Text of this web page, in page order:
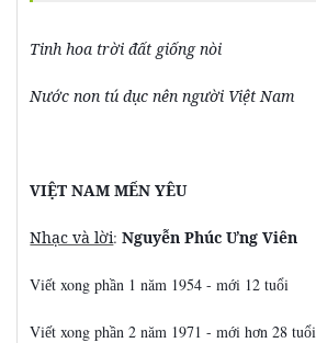
Tinh hoa trời đất giống nòi
Nước non tú dục nên người Việt Nam
VIỆT NAM MẾN YÊU
Nhạc và lời:Nguyễn Phúc Ưng Viên
Viết xong phần 1 năm 1954 - mới 12 tuổi
Viết xong phần 2 năm 1971 - mới hơn 28 tuổi